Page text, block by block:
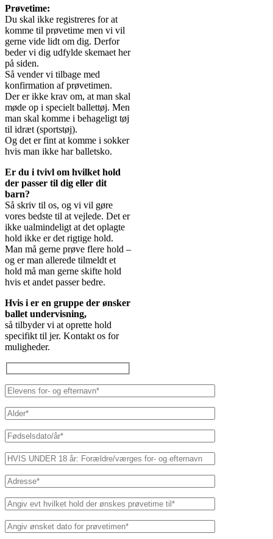
Prøvetime:
Du skal ikke registreres for at
komme til prøvetime men vi vil
gerne vide lidt om dig. Derfor
beder vi dig udfylde skemaet her
på siden.
Så vender vi tilbage med
konfirmation af prøvetimen.
Der er ikke krav om, at man skal
møde op i specielt ballettøj. Men
man skal komme i behageligt tøj
til idræt (sportstøj).
Og det er fint at komme i sokker
hvis man ikke har balletsko.
Er du i tvivl om hvilket hold
der passer til dig eller dit
barn?
Så skriv til os, og vi vil gøre
vores bedste til at vejlede. Det er
ikke ualmindeligt at det oplagte
hold ikke er det rigtige hold.
Man må gerne prøve flere hold –
og er man allerede tilmeldt et
hold må man gerne skifte hold
hvis et andet passer bedre.
Hvis i er en gruppe der ønsker
ballet undervisning,
så tilbyder vi at oprette hold
specifikt til jer. Kontakt os for
muligheder.